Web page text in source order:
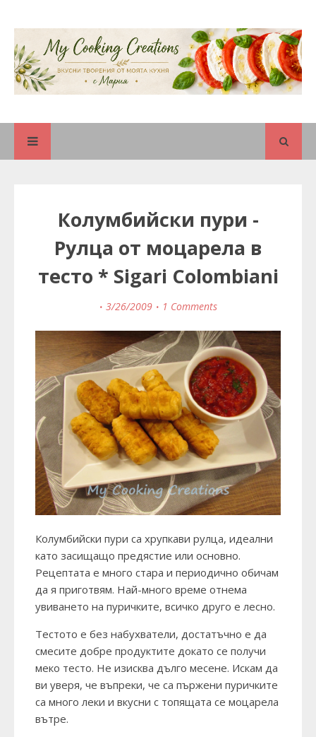
Колумбийски пури -
Рулца от моцарела в
тесто * Sigari Colombiani
3/26/2009 1 Comments
Колумбийски пури са хрупкави рулца, идеални
като засищащо предястие или основно.
Рецептата е много стара и периодично обичам
да я приготвям. Най-много време отнема
увиването на пуричките, всичко друго е лесно.
Тестото е без набухватели, достатъчно е да
смесите добре продуктите докато се получи
меко тесто. Не изисква дълго месене. Искам да
ви уверя, че въпреки, че са пържени пуричките
са много леки и вкусни с топящата се моцарела
вътре.